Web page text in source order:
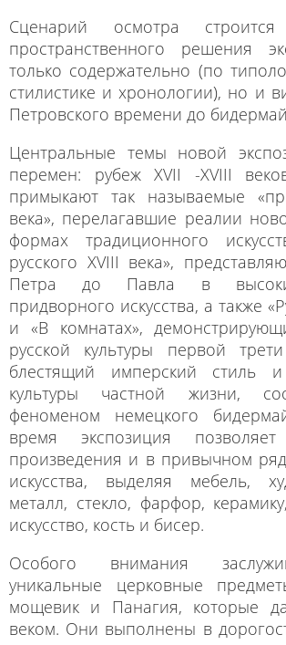
Сценарий осмотра
пространственного решения
только содержательно (по
стилистике и хронологии), но и
Петровского времени до
Центральные темы новой
перемен: рубеж XVII -XVIII
примыкают так называемые
века», перелагавшие реалии
формах традиционного
русского XVIII века»,
Петра до Павла в
придворного искусства, а также
и «В комнатах»,
русской культуры первой
блестящий имперский стиль и
культуры частной жизни,
феноменом немецкого
время экспозиция позволяет
произведения и в привычном
искусства, выделяя мебель,
металл, стекло, фарфор,
искусство, кость и бисер.
Особого внимания
уникальные церковные
мощевик и Панагия, которые
веком. Они выполнены в